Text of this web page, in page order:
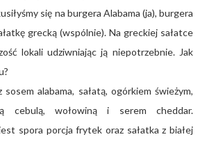
się na burgera Alabama (ja), burgera
grecką (wspólnie). Na greckiej sałatce
lokali udziwniając ją niepotrzebnie. Jak
sosem alabama, sałatą, ogórkiem świeżym,
cebulą, wołowiną i serem cheddar.
spora porcja frytek oraz sałatka z białej